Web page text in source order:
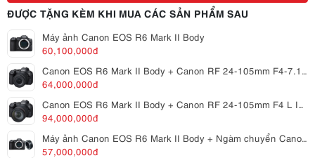
ĐƯỢC TẶNG KÈM KHI MUA CÁC SẢN PHẨM SAU
Máy ảnh Canon EOS R6 Mark II Body
60,100,000đ
Canon EOS R6 Mark II Body + Canon RF 24-105mm F4-7.1 IS STM
64,000,000đ
Canon EOS R6 Mark II Body + Canon RF 24-105mm F4 L IS USM
94,000,000đ
Máy ảnh Canon EOS R6 Mark II Body + Ngàm chuyển Canon EF sang EOS R (EF-EOS R)
57,000,000đ